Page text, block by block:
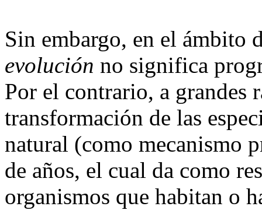
Sin embargo, en el ámbito
evolución no significa
Por el contrario, a grandes
transformación de las
natural (como mecanismo
de años, el cual da como
organismos que habitan o